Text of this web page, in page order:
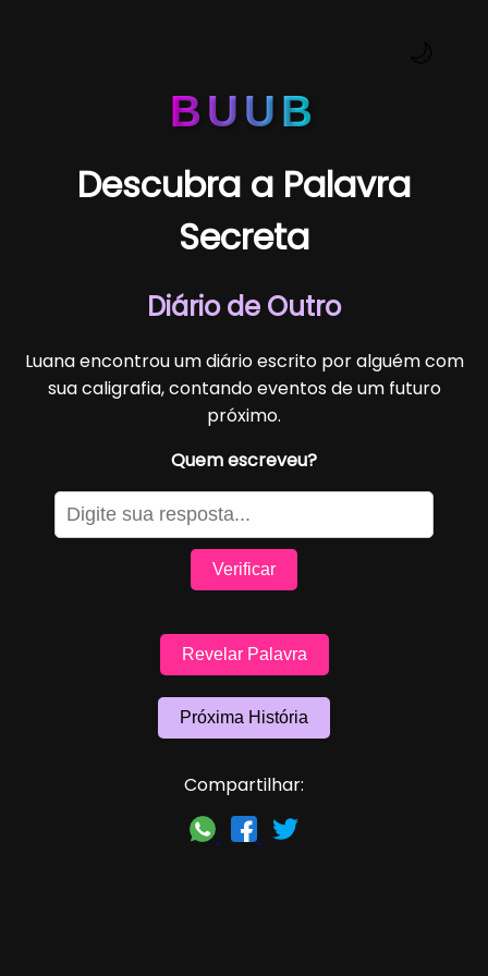
BUUB
Descubra a Palavra
Secreta
Diário de Outro
Luana encontrou um diário escrito por alguém com
sua caligrafia, contando eventos de um futuro
próximo.
Quem escreveu?
Verificar
Revelar Palavra
Próxima História
Compartilhar: